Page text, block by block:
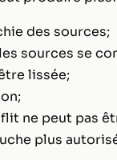
des sources;
sources se
lissée;
ne peut pas
plus